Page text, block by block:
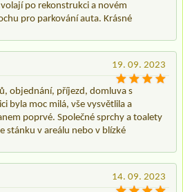
po rekonstrukci a novém
pro parkování auta. Krásné
19. 09. 2023
objednání, příjezd, domluva s
byla moc milá, vše vysvětlila a
poprvé. Společné sprchy a toalety
stánku v areálu nebo v blízké
14. 09. 2023